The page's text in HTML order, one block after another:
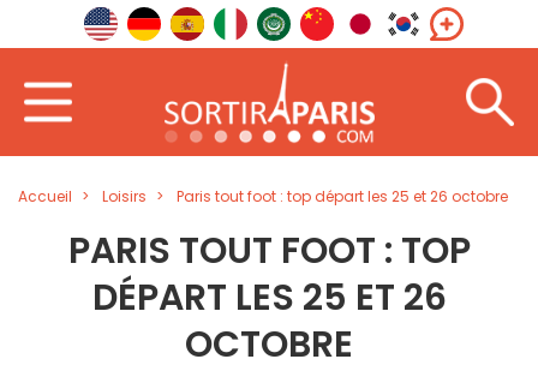
Accueil Loisirs Paris tout foot : top départ les 25 et 26 octobre
PARIS TOUT FOOT : TOP
DÉPART LES 25 ET 26
OCTOBRE